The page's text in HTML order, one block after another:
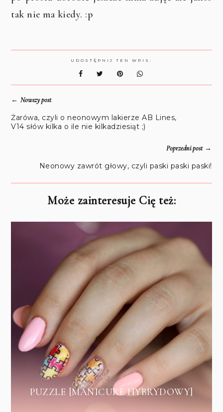
tak nie ma kiedy. :p
UDOSTĘPNIJ TEN WPIS:
←Nowszy post
Żarówa, czyli o neonowym lakierze AB Lines,
V14 słów kilka o ile nie kilkadziesiąt ;)
Poprzedni post→
Neonowy zawrót głowy, czyli paski paski paski!
Może zainteresuje Cię też:
PUZZLE [MANICURE HYBRYDOWY]